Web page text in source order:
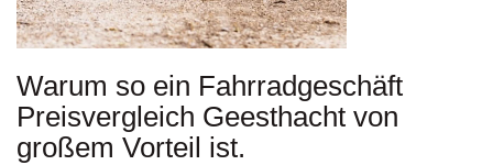
Warum so ein Fahrradgeschäft
Preisvergleich Geesthacht von
großem Vorteil ist.